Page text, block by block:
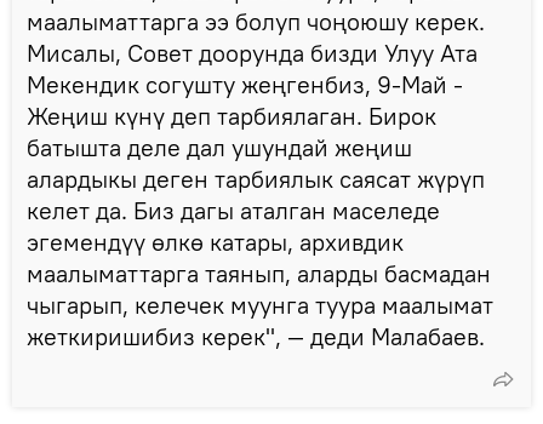
маалыматтарга ээ болуп чоңоюшу керек.
Мисалы, Совет доорунда бизди Улуу Ата
Мекендик согушту жеңгенбиз, 9-Май -
Жеңиш күнү деп тарбиялаган. Бирок
батышта деле дал ушундай жеңиш
алардыкы деген тарбиялык саясат жүрүп
келет да. Биз дагы аталган маселеде
эгемендүү өлкө катары, архивдик
маалыматтарга таянып, аларды басмадан
чыгарып, келечек муунга туура маалымат
жеткиришибиз керек", — деди Малабаев.